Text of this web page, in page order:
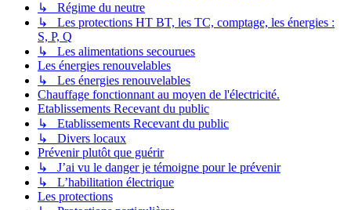
↳ Régime du neutre
↳ Les protections HT BT, les TC, comptage, les énergies :
S, P, Q
↳ Les alimentations secourues
Les énergies renouvelables
↳ Les énergies renouvelables
Chauffage fonctionnant au moyen de l'électricité.
Etablissements Recevant du public
↳ Etablissements Recevant du public
↳ Divers locaux
Prévenir plutôt que guérir
↳ J’ai vu le danger je témoigne pour le prévenir
↳ L’habilitation électrique
Les protections